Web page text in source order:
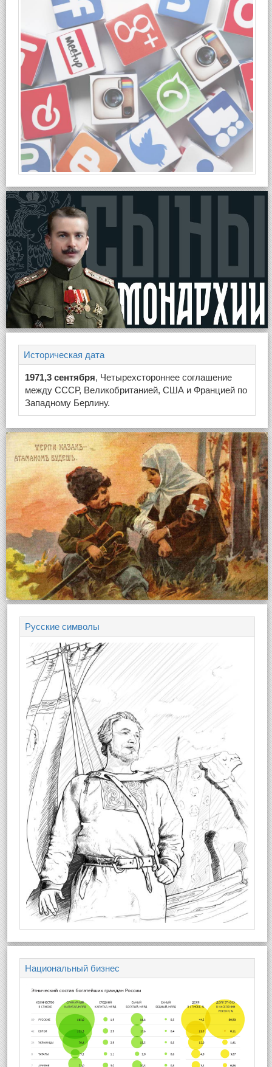
Историческая дата
1971,3 сентября, Четырехстороннее соглашение
между СССР, Великобританией, США и Францией по
Западному Берлину.
Русские символы
Национальный бизнес